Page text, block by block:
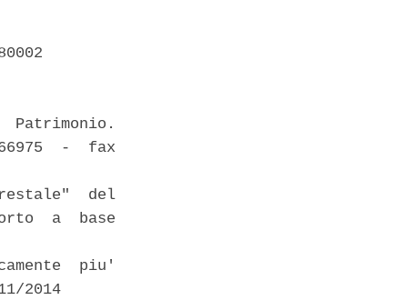
Patrimonio.
-  fax
del
a  base
piu'
2014